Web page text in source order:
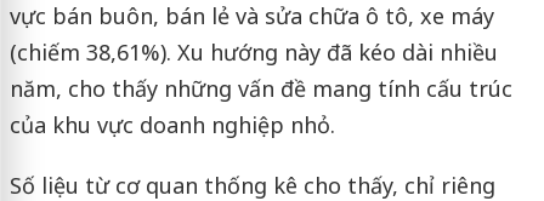
vực bán buôn, bán lẻ và sửa chữa ô tô, xe máy
(chiếm 38,61%). Xu hướng này đã kéo dài nhiều
năm, cho thấy những vấn đề mang tính cấu trúc
của khu vực doanh nghiệp nhỏ.
Số liệu từ cơ quan thống kê cho thấy, chỉ riêng